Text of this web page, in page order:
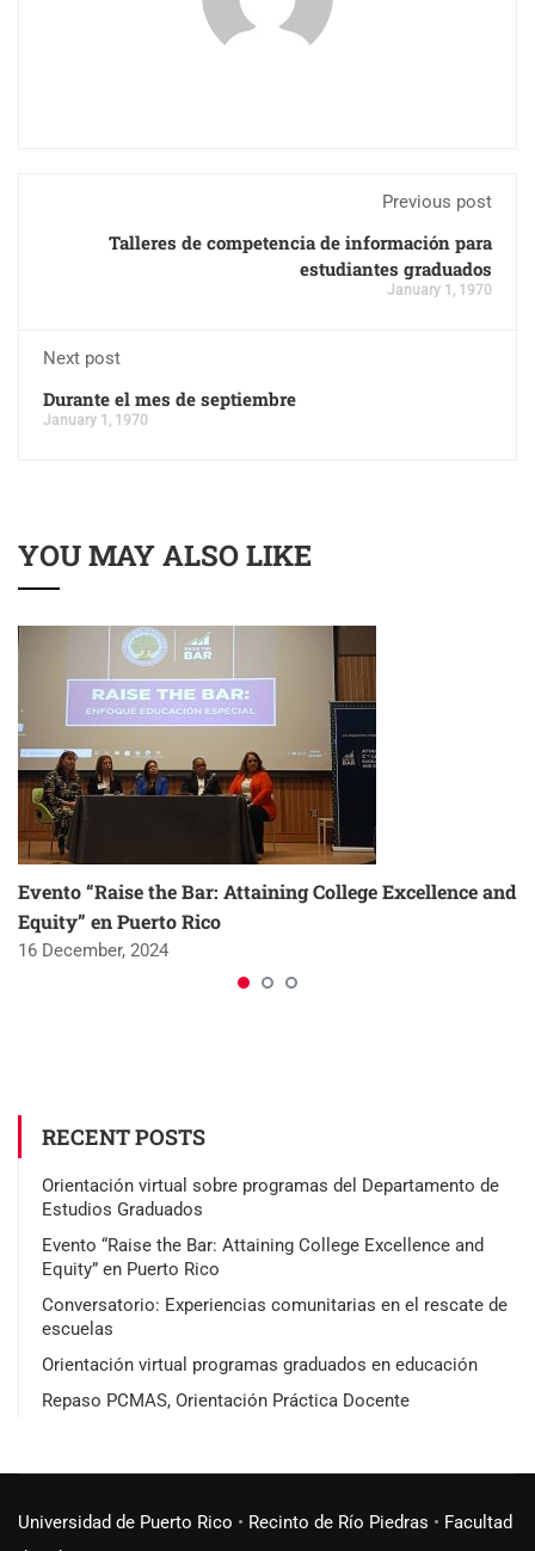
Previous post
Talleres de competencia de información para
estudiantes graduados
January 1, 1970
Next post
Durante el mes de septiembre
January 1, 1970
YOU MAY ALSO LIKE
Evento “Raise the Bar: Attaining College Excellence and
Equity” en Puerto Rico
16 December, 2024
RECENT POSTS
Orientación virtual sobre programas del Departamento de
Estudios Graduados
Evento “Raise the Bar: Attaining College Excellence and
Equity” en Puerto Rico
Conversatorio: Experiencias comunitarias en el rescate de
escuelas
Orientación virtual programas graduados en educación
Repaso PCMAS, Orientación Práctica Docente
Universidad de Puerto Rico • Recinto de Río Piedras • Facultad